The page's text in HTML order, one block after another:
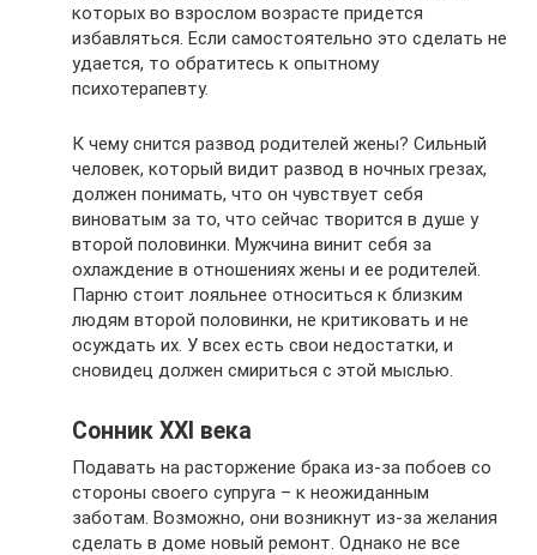
которых во взрослом возрасте придется
избавляться. Если самостоятельно это сделать не
удается, то обратитесь к опытному
психотерапевту.
К чему снится развод родителей жены? Сильный
человек, который видит развод в ночных грезах,
должен понимать, что он чувствует себя
виноватым за то, что сейчас творится в душе у
второй половинки. Мужчина винит себя за
охлаждение в отношениях жены и ее родителей.
Парню стоит лояльнее относиться к близким
людям второй половинки, не критиковать и не
осуждать их. У всех есть свои недостатки, и
сновидец должен смириться с этой мыслью.
Сонник XXI века
Подавать на расторжение брака из-за побоев со
стороны своего супруга – к неожиданным
заботам. Возможно, они возникнут из-за желания
сделать в доме новый ремонт. Однако не все